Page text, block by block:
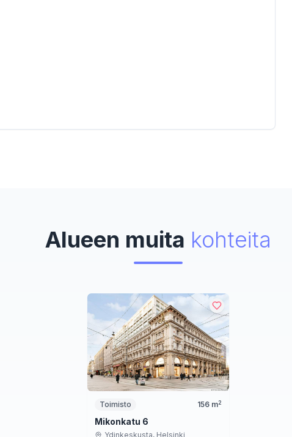
Alueen muita kohteita
Toimisto 156 m2
Mikonkatu 6
Ydinkeskusta, Helsinki